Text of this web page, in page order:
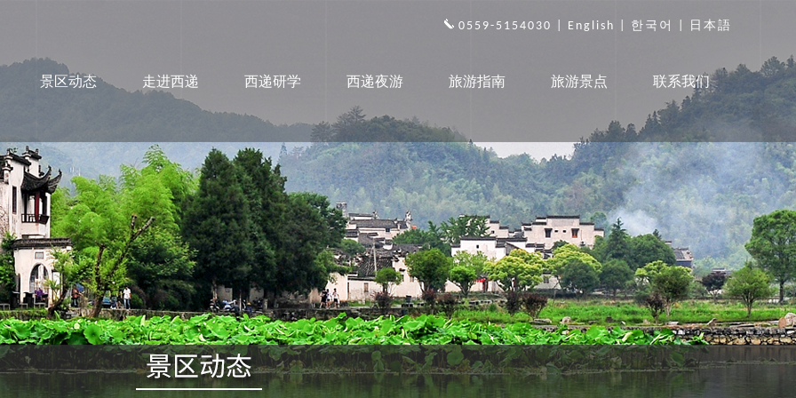
0559-5154030 | English 한국어 日本語
景区动态 走进西递 西递研学 西递夜游 旅游指南 旅游景点 联系我们